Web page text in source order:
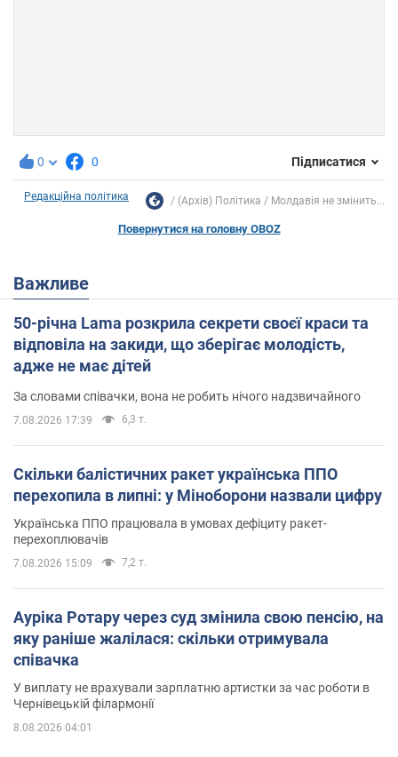
0 0 Підписатися
Редакційна політика (Архів) Політика Молдавія не змінить...
Повернутися на головну OBOZ
Важливе
50-річна Lama розкрила секрети своєї краси та
відповіла на закиди, що зберігає молодість,
адже не має дітей
За словами співачки, вона не робить нічого надзвичайного
7.08.2026 17:39 6,3 т.
Скільки балістичних ракет українська ППО
перехопила в липні: у Міноборони назвали цифру
Українська ППО працювала в умовах дефіциту ракет-
перехоплювачів
7.08.2026 15:09 7,2 т.
Ауріка Ротару через суд змінила свою пенсію, на
яку раніше жалілася: скільки отримувала
співачка
У виплату не врахували зарплатню артистки за час роботи в
Чернівецькій філармонії
8.08.2026 04:01